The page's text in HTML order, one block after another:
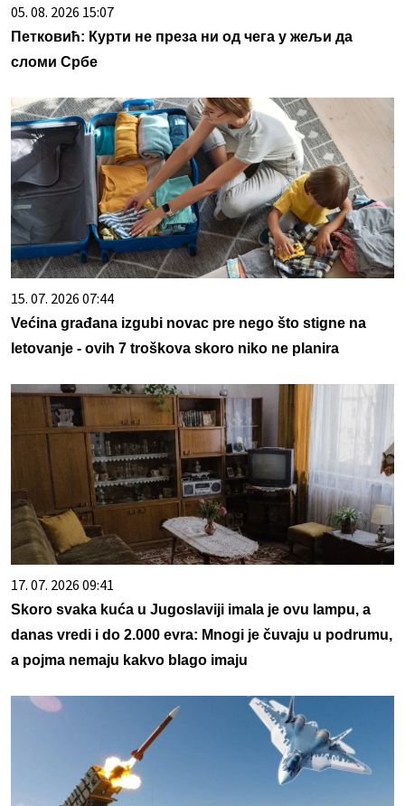
05. 08. 2026 15:07
Петковић: Курти не преза ни од чега у жељи да
сломи Србе
15. 07. 2026 07:44
Većina građana izgubi novac pre nego što stigne na
letovanje - ovih 7 troškova skoro niko ne planira
17. 07. 2026 09:41
Skoro svaka kuća u Jugoslaviji imala je ovu lampu, a
danas vredi i do 2.000 evra: Mnogi je čuvaju u podrumu,
a pojma nemaju kakvo blago imaju